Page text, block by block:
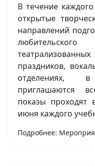
В течение
открытые
направлений
праздников,
отделениях,
приглашаются
показы
июня каждого
Подробнее: